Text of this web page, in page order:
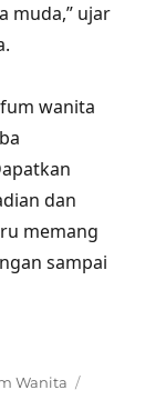
muda,” ujar
wanita
dan
memang
sampai
Wanita